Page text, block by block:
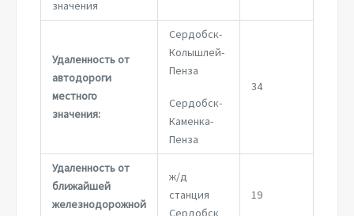
значения
Удаленность от
автодороги
местного
значения:
Сердобск-
Колышлей-
Пенза
Сердобск-
Каменка-
Пенза
34
Удаленность от
ближайшей
железнодорожной
ж/д
станция
Сердобск
19